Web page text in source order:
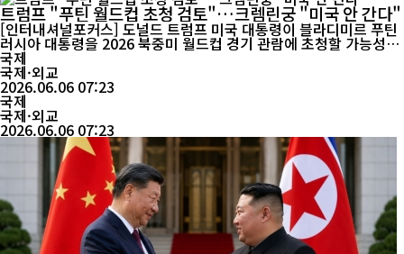
트럼프 "푸틴 월드컵 초청 검토"…크렘린궁 "미국 안 간다"
[인터내셔널포커스] 도널드 트럼프 미국 대통령이 블라디미르 푸틴
러시아 대통령을 2026 북중미 월드컵 경기 관람에 초청할 가능성을
언급했지만, 러시아 측은 즉각 이를 부인하며 푸틴 대통령의 미국 방
문 계획이 없다고 밝혔다. 러시아 크렘린궁은 5일(현지시간) 푸틴 대
통령이 내년 미국에서 열리는 국제축구연맹(FIFA) 월드컵 경기를
관람하기 위해 방미할 계획이 없다고 공식 확...
국제
국제·외교
2026.06.06 07:23
국제
국제·외교
2026.06.06 07:23